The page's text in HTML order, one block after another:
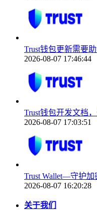
Trust钱包更新需要
2026-08-07 17:46:44
Trust钱包开发文档
2026-08-07 17:03:51
Trust Wallet—守护
2026-08-07 16:20:28
关于我们